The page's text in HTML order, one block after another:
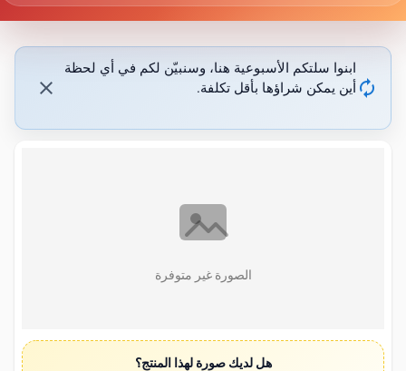
autorenew
ابنوا سلتكم الأسبوعية هنا، وسنبيّن لكم في أي لحظة
أين يمكن شراؤها بأقل تكلفة.
close
الصورة غير متوفرة
هل لديك صورة لهذا المنتج؟